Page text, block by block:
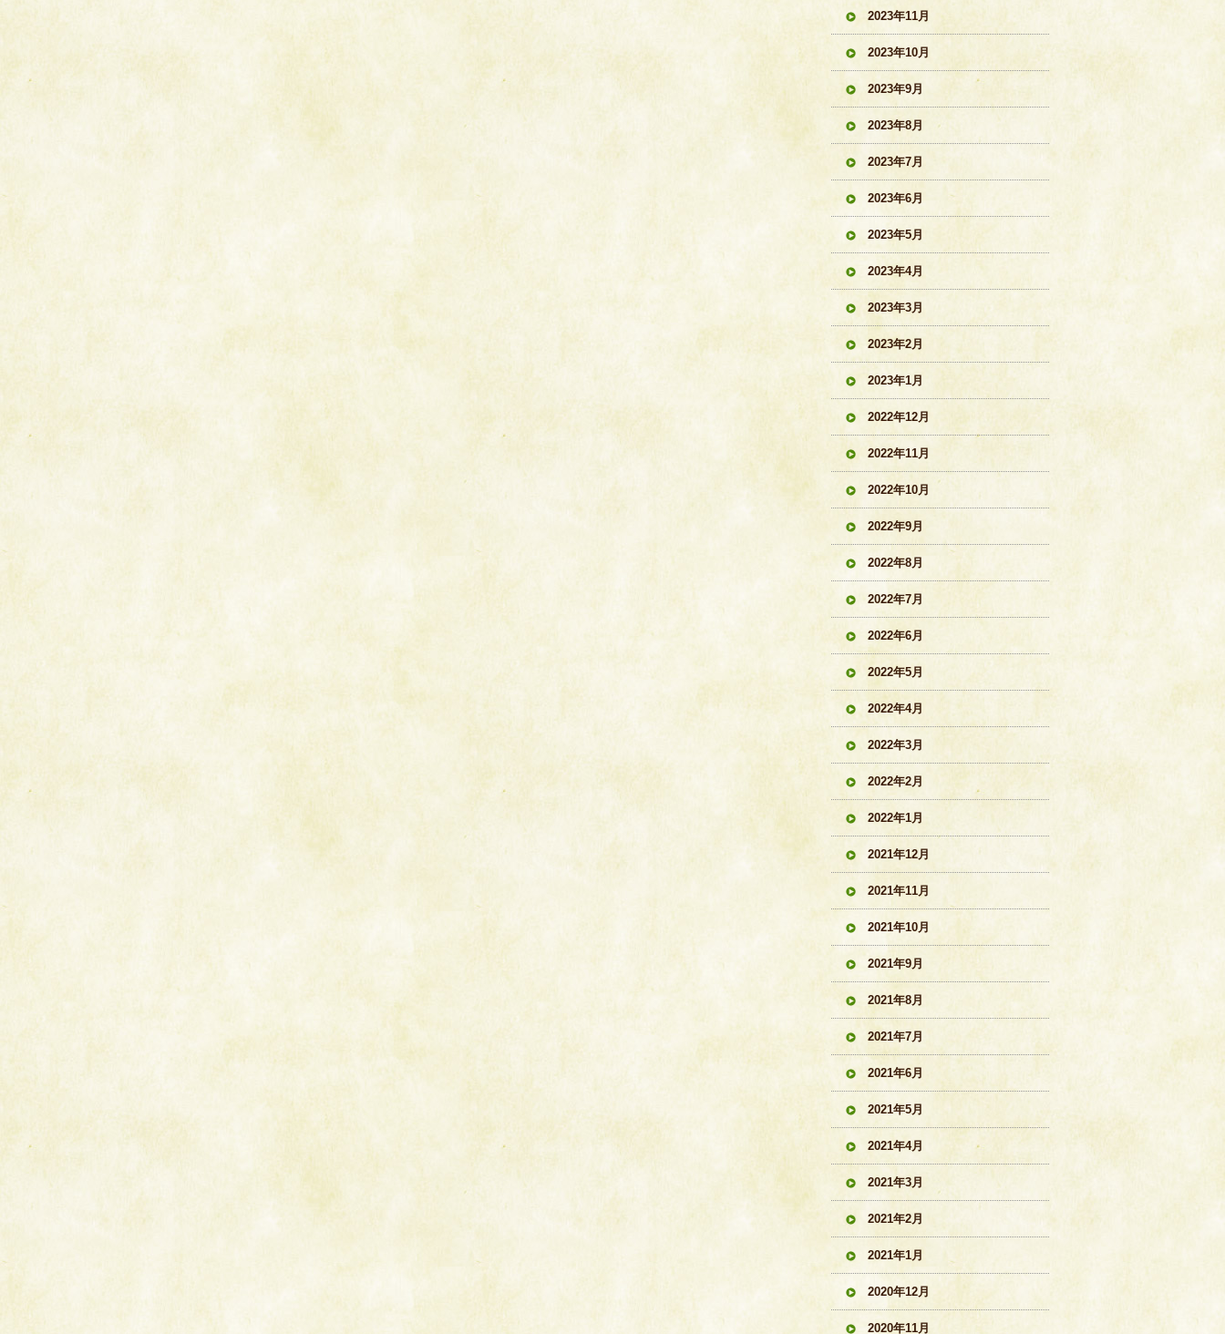
2023年11月
2023年10月
2023年9月
2023年8月
2023年7月
2023年6月
2023年5月
2023年4月
2023年3月
2023年2月
2023年1月
2022年12月
2022年11月
2022年10月
2022年9月
2022年8月
2022年7月
2022年6月
2022年5月
2022年4月
2022年3月
2022年2月
2022年1月
2021年12月
2021年11月
2021年10月
2021年9月
2021年8月
2021年7月
2021年6月
2021年5月
2021年4月
2021年3月
2021年2月
2021年1月
2020年12月
2020年11月